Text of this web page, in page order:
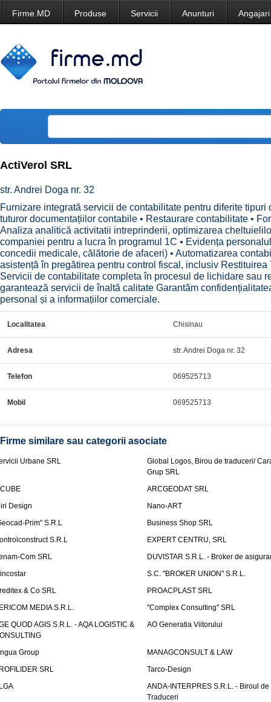
Firme.MD Produse Servicii Anunturi Angajari
ActiVerol SRL
str. Andrei Doga nr. 32
Furnizare integrată servicii de contabilitate pentru diferite tipuri
tuturor documentațiilor contabile • Restaurare contabilitate •
Analiza analitică activitatii intreprinderii, optimizarea
companiei pentru a lucra în programul 1C • Evidența
concedii medicale, călătorie de afaceri) • Automatizarea
asistență în pregătirea pentru control fiscal, inclusiv
Servicii de contabilitate completa în procesul de lichidare sau
garantează servicii de înaltă calitate Garantăm
personal și a informațiilor comerciale.
Localitatea Chisinau
Adresa str. Andrei Doga nr. 32
Telefon 069525713
Mobil 069525713
Firme similare sau categorii asociate
Urbane SRL
Global Logos, Birou de traduceri/
Grup SRL
ARCGEODAT SRL
Design
Nano-ART
Prim" S.R.L
Business Shop SRL
S.R.L
EXPERT CENTRU, SRL
Com SRL
DUVISTAR S.R.L. - Broker de
S.C. "BROKER UNION" S.R.L.
& Co SRL
PROACPLAST SRL
MEDIA S.R.L.
"Complex Consulting" SRL
QUOD AGIS S.R.L. - AQA LOGISTIC &
AO Generatia Viitorului
Group
MANAGCONSULT & LAW
SRL
Tarco-Design
ANDA-INTERPRES S.R.L. - Biroul de
Traduceri